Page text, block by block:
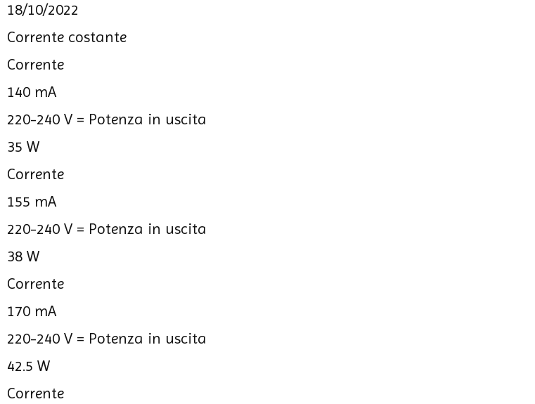
18/10/2022
Corrente costante
Corrente
140 mA
220-240 V = Potenza in uscita
35 W
Corrente
155 mA
220-240 V = Potenza in uscita
38 W
Corrente
170 mA
220-240 V = Potenza in uscita
42.5 W
Corrente